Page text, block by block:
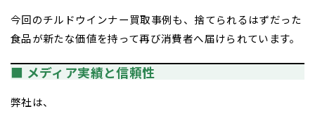
今回のチルドウインナー買取事例も、捨てられるはずだった
食品が新たな価値を持って再び消費者へ届けられています。
■ メディア実績と信頼性
弊社は、